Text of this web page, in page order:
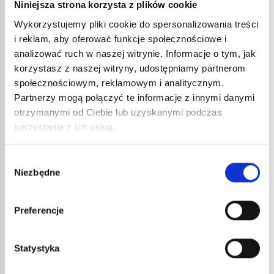
Niniejsza strona korzysta z plików cookie
Wykorzystujemy pliki cookie do spersonalizowania treści
i reklam, aby oferować funkcje społecznościowe i
analizować ruch w naszej witrynie. Informacje o tym, jak
korzystasz z naszej witryny, udostępniamy partnerom
społecznościowym, reklamowym i analitycznym.
Partnerzy mogą połączyć te informacje z innymi danymi
otrzymanymi od Ciebie lub uzyskanymi podczas
korzystania z ich usług.
zgody
Niezbędne
Preferencje
StatystykaGORĄCE POWIETRZE
DO
NA
część